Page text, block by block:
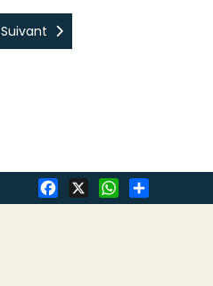
Suivant
Facebook
X WhatsApp
Share